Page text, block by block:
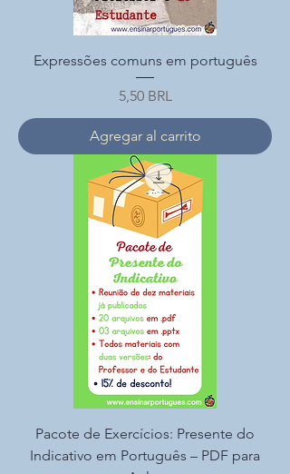
Expressões comuns em português
Precio
5,50 BRL
Agregar al carrito
Pacote de Exercícios: Presente do
Indicativo em Português – PDF para